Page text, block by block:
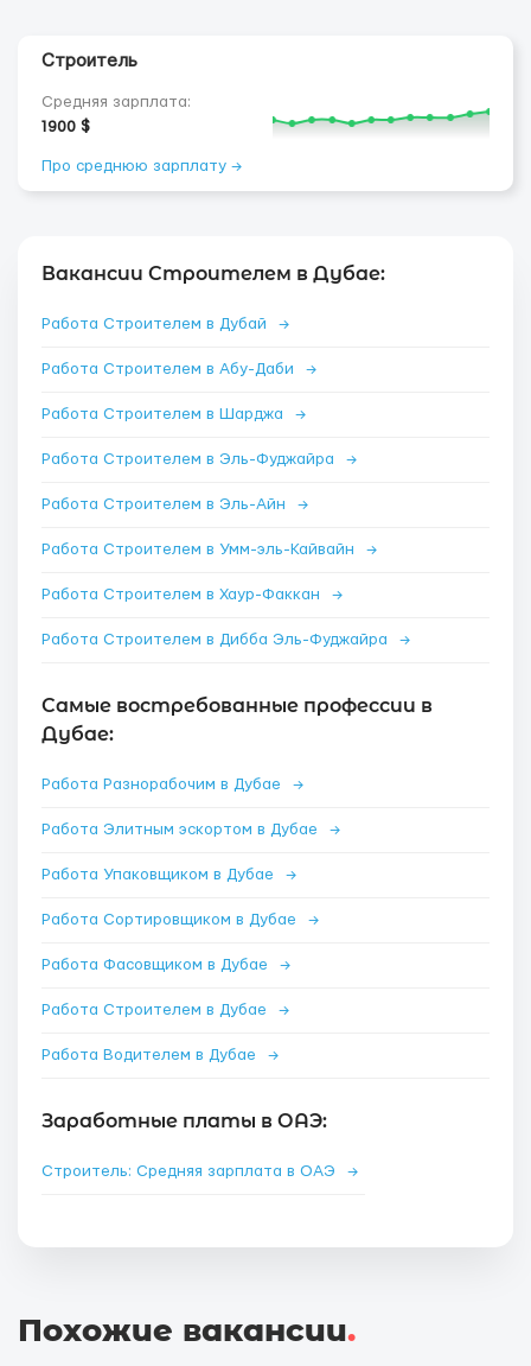
Строитель
Средняя зарплата:
1900 $
Про среднюю зарплату →
Вакансии Строителем в Дубае:
Работа Строителем в Дубай →
Работа Строителем в Абу-Даби →
Работа Строителем в Шарджа →
Работа Строителем в Эль-Фуджайра →
Работа Строителем в Эль-Айн →
Работа Строителем в Умм-эль-Кайвайн →
Работа Строителем в Хаур-Факкан →
Работа Строителем в Дибба Эль-Фуджайра →
Самые востребованные профессии в
Дубае:
Работа Разнорабочим в Дубае →
Работа Элитным эскортом в Дубае →
Работа Упаковщиком в Дубае →
Работа Сортировщиком в Дубае →
Работа Фасовщиком в Дубае →
Работа Строителем в Дубае →
Работа Водителем в Дубае →
Заработные платы в ОАЭ:
Строитель: Средняя зарплата в ОАЭ →
Похожие вакансии.